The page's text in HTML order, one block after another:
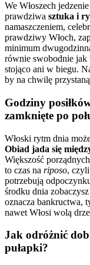
We Włoszech
prawdziwa sztuka i
namaszczeniem,
prawdziwy Włoch,
minimum
równie swobodnie jak
stojąco ani w biegu.
by na chwilę
Godziny
zamknięte po
Włoski rytm dnia
Obiad jada się
Większość
to czas na riposo,
potrzebują
środku dnia
oznacza bankructwa,
nawet Włosi wolą
Jak odróżnić
pułapki?